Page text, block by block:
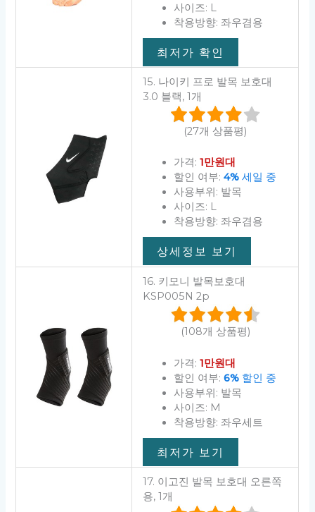
사이즈: L
착용방향: 좌우겸용
최저가 확인
15. 나이키 프로 발목 보호대
3.0 블랙, 1개
(27개 상품평)
가격: 1만원대
할인 여부: 4%세일 중
사용부위: 발목
사이즈: L
착용방향: 좌우겸용
상세정보 보기
16. 키모니 발목보호대
KSP005N 2p
(108개 상품평)
가격: 1만원대
할인 여부: 6%할인 중
사용부위: 발목
사이즈: M
착용방향: 좌우세트
최저가 보기
17. 이고진 발목 보호대 오른쪽
용, 1개